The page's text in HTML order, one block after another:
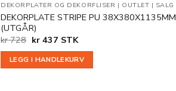
DEKORPLATER OG DEKORFLISER | OUTLET | SALG
DEKORPLATE STRIPE PU 38X380X1135MM
(UTGÅR)
kr728 Opprinnelig
var:
kr 728.
kr437Nåværende
er:
kr 437.
STK
LEGG I HANDLEKURV